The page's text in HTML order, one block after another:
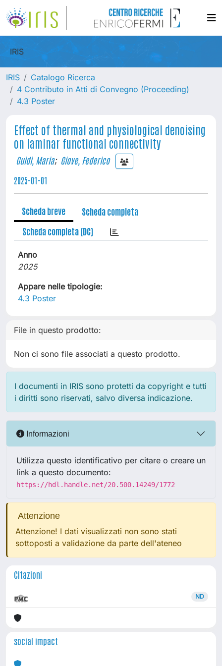
IRIS
IRIS
Catalogo Ricerca
4 Contributo in Atti di Convegno (Proceeding)
4.3 Poster
Effect of thermal and physiological denoising
on laminar functional connectivity
Guidi, Maria; Giove, Federico
2025-01-01
Scheda breve
Scheda completa
Scheda completa (DC)
Anno
2025
Appare nelle tipologie:
4.3 Poster
File in questo prodotto:
Non ci sono file associati a questo prodotto.
I documenti in IRIS sono protetti da copyright e tutti
i diritti sono riservati, salvo diversa indicazione.
Informazioni
Utilizza questo identificativo per citare o creare un
link a questo documento:
https://hdl.handle.net/20.500.14249/1772
Attenzione
Attenzione! I dati visualizzati non sono stati
sottoposti a validazione da parte dell'ateneo
Citazioni
ND
social impact